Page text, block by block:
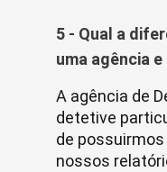
5 - Qual a
uma agência
A agência de
detetive
de
nossos